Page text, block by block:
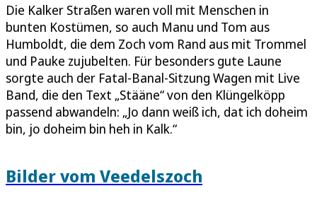
Die Kalker Straßen waren voll mit Menschen in
bunten Kostümen, so auch Manu und Tom aus
Humboldt, die dem Zoch vom Rand aus mit Trommel
und Pauke zujubelten. Für besonders gute Laune
sorgte auch der Fatal-Banal-Sitzung Wagen mit Live
Band, die den Text „Stääne“ von den Klüngelköpp
passend abwandeln: „Jo dann weiß ich, dat ich doheim
bin, jo doheim bin heh in Kalk.“
Bilder vom Veedelszoch